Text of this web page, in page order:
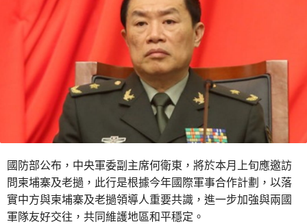
國防部公布，中央軍委副主席何衛東，將於本月上旬應邀訪
問柬埔寨及老撾，此行是根據今年國際軍事合作計劃，以落
實中方與柬埔寨及老撾領導人重要共識，進一步加強與兩國
軍隊友好交往，共同維護地區和平穩定。